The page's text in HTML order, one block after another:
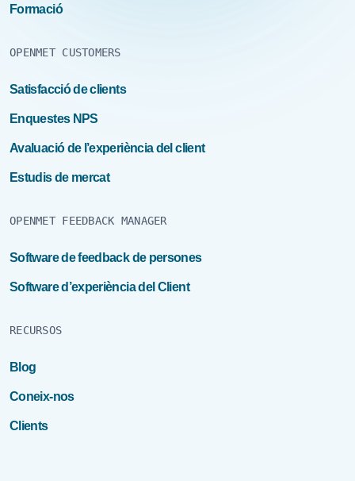
Formació
OPENMET CUSTOMERS
Satisfacció de clients
Enquestes NPS
Avaluació de l’experiència del client
Estudis de mercat
OPENMET FEEDBACK MANAGER
Software de feedback de persones
Software d’experiència del Client
RECURSOS
Blog
Coneix-nos
Clients